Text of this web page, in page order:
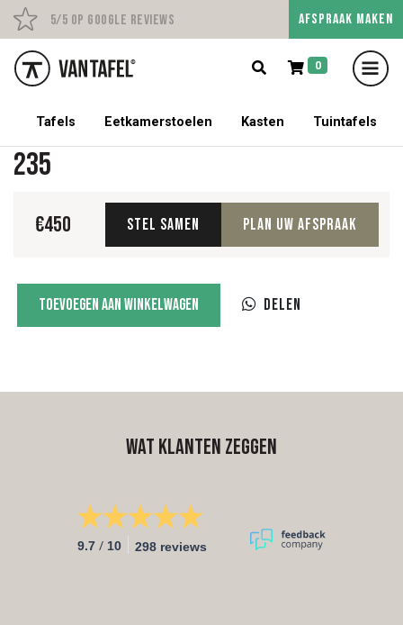
5/5 op Google Reviews Persoonlijk advies op
AFSPRAAK MAKEN
0
5% korting op een tafel met stoelen!
Tafels Eetkamerstoelen Kasten Tuintafels
235
€450 Stel samen Plan uw afspraak
aantalToevoegen aan winkelwagen Delen
Wat klanten zeggen
9.7 / 10 298 reviews